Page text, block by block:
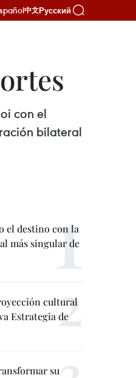
中文Русский
con el
bilateral
el destino con la
más singular de
cultural
Estrategia de
su